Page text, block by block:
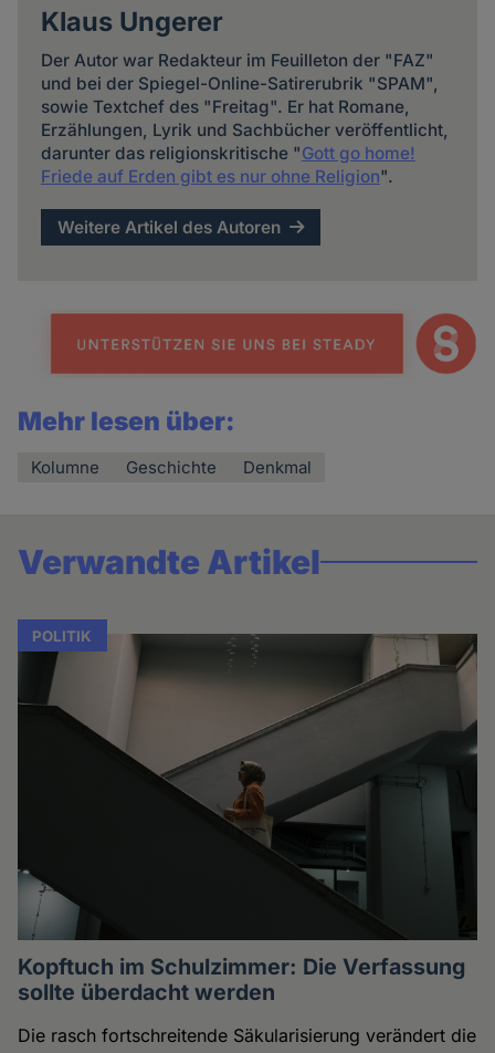
Klaus Ungerer
Der Autor war Redakteur im Feuilleton der "FAZ"
und bei der Spiegel-Online-Satirerubrik "SPAM",
sowie Textchef des "Freitag". Er hat Romane,
Erzählungen, Lyrik und Sachbücher veröffentlicht,
darunter das religionskritische "Gott go home!
Friede auf Erden gibt es nur ohne Religion".
Weitere Artikel des Autoren
Mehr lesen über:
Kolumne Geschichte Denkmal
Verwandte Artikel
POLITIK
Kopftuch im Schulzimmer: Die Verfassung
sollte überdacht werden
Die rasch fortschreitende Säkularisierung verändert die